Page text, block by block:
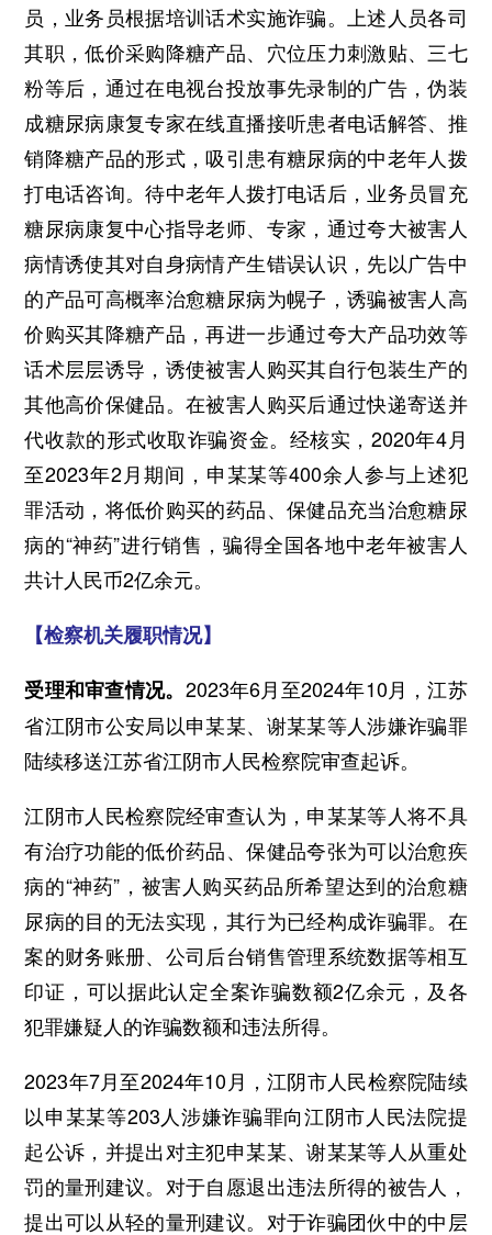
员，业务员根据培训话术实施诈骗。上述人员各司
其职，低价采购降糖产品、穴位压力刺激贴、三七
粉等后，通过在电视台投放事先录制的广告，伪装
成糖尿病康复专家在线直播接听患者电话解答、推
销降糖产品的形式，吸引患有糖尿病的中老年人拨
打电话咨询。待中老年人拨打电话后，业务员冒充
糖尿病康复中心指导老师、专家，通过夸大被害人
病情诱使其对自身病情产生错误认识，先以广告中
的产品可高概率治愈糖尿病为幌子，诱骗被害人高
价购买其降糖产品，再进一步通过夸大产品功效等
话术层层诱导，诱使被害人购买其自行包装生产的
其他高价保健品。在被害人购买后通过快递寄送并
代收款的形式收取诈骗资金。经核实，2020年4月
至2023年2月期间，申某某等400余人参与上述犯
罪活动，将低价购买的药品、保健品充当治愈糖尿
病的“神药”进行销售，骗得全国各地中老年被害人
共计人民币2亿余元。
【检察机关履职情况】
受理和审查情况。 2023年6月至2024年10月，江苏
省江阴市公安局以申某某、谢某某等人涉嫌诈骗罪
陆续移送江苏省江阴市人民检察院审查起诉。
江阴市人民检察院经审查认为，申某某等人将不具
有治疗功能的低价药品、保健品夸张为可以治愈疾
病的“神药”，被害人购买药品所希望达到的治愈糖
尿病的目的无法实现，其行为已经构成诈骗罪。在
案的财务账册、公司后台销售管理系统数据等相互
印证，可以据此认定全案诈骗数额2亿余元，及各
犯罪嫌疑人的诈骗数额和违法所得。
2023年7月至2024年10月，江阴市人民检察院陆续
以申某某等203人涉嫌诈骗罪向江阴市人民法院提
起公诉，并提出对主犯申某某、谢某某等人从重处
罚的量刑建议。对于自愿退出违法所得的被告人，
提出可以从轻的量刑建议。对于诈骗团伙中的中层